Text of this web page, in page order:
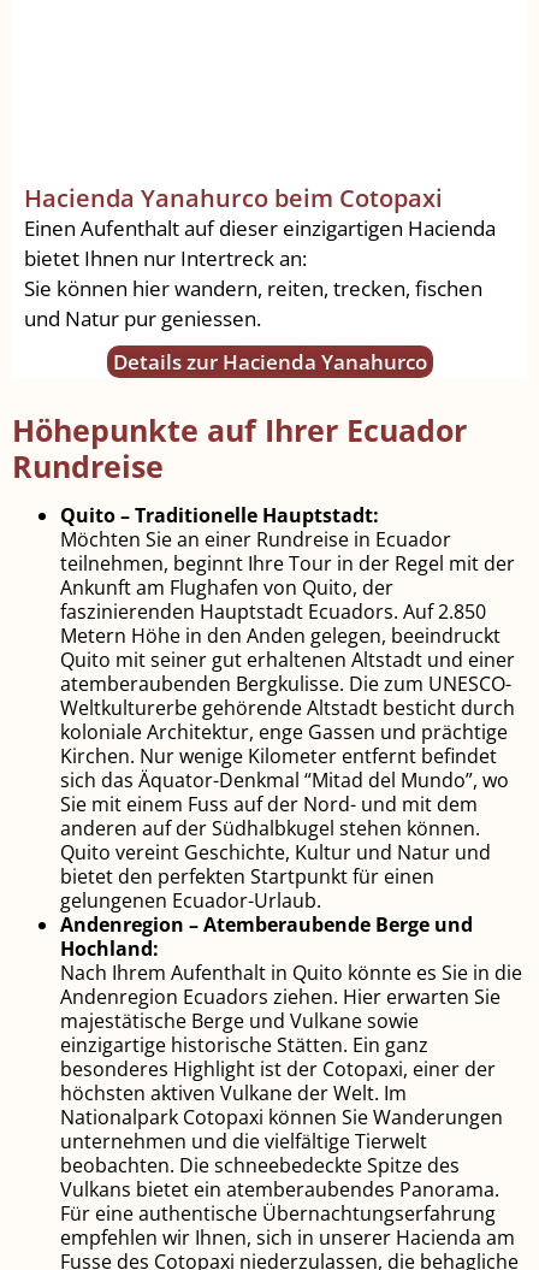
Hacienda Yanahurco beim Cotopaxi
Einen Aufenthalt auf dieser einzigartigen Hacienda
bietet Ihnen nur Intertreck an:
Sie können hier wandern, reiten, trecken, fischen
und Natur pur geniessen.
Details zur Hacienda Yanahurco
Höhepunkte auf Ihrer Ecuador
Rundreise
Quito – Traditionelle Hauptstadt:
Möchten Sie an einer Rundreise in Ecuador
teilnehmen, beginnt Ihre Tour in der Regel mit der
Ankunft am Flughafen von Quito, der
faszinierenden Hauptstadt Ecuadors. Auf 2.850
Metern Höhe in den Anden gelegen, beeindruckt
Quito mit seiner gut erhaltenen Altstadt und einer
atemberaubenden Bergkulisse. Die zum UNESCO-
Weltkulturerbe gehörende Altstadt besticht durch
koloniale Architektur, enge Gassen und prächtige
Kirchen. Nur wenige Kilometer entfernt befindet
sich das Äquator-Denkmal “Mitad del Mundo”, wo
Sie mit einem Fuss auf der Nord- und mit dem
anderen auf der Südhalbkugel stehen können.
Quito vereint Geschichte, Kultur und Natur und
bietet den perfekten Startpunkt für einen
gelungenen Ecuador-Urlaub.
Andenregion – Atemberaubende Berge und
Hochland:
Nach Ihrem Aufenthalt in Quito könnte es Sie in die
Andenregion Ecuadors ziehen. Hier erwarten Sie
majestätische Berge und Vulkane sowie
einzigartige historische Stätten. Ein ganz
besonderes Highlight ist der Cotopaxi, einer der
höchsten aktiven Vulkane der Welt. Im
Nationalpark Cotopaxi können Sie Wanderungen
unternehmen und die vielfältige Tierwelt
beobachten. Die schneebedeckte Spitze des
Vulkans bietet ein atemberaubendes Panorama.
Für eine authentische Übernachtungserfahrung
empfehlen wir Ihnen, sich in unserer Hacienda am
Fusse des Cotopaxi niederzulassen, die behagliche